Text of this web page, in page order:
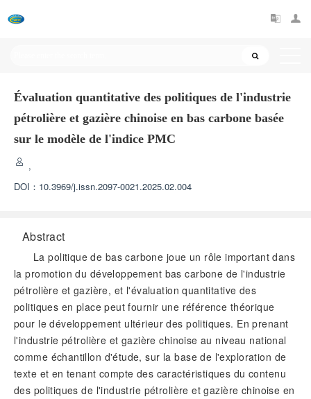
Évaluation quantitative des politiques de l'industrie
pétrolière et gazière chinoise en bas carbone basée
sur le modèle de l'indice PMC
,
DOI： 10.3969/j.issn.2097-0021.2025.02.004
Abstract
La politique de bas carbone joue un rôle important dans
la promotion du développement bas carbone de l'industrie
pétrolière et gazière, et l'évaluation quantitative des
politiques en place peut fournir une référence théorique
pour le développement ultérieur des politiques. En prenant
l'industrie pétrolière et gazière chinoise au niveau national
comme échantillon d'étude, sur la base de l'exploration de
texte et en tenant compte des caractéristiques du contenu
des politiques de l'industrie pétrolière et gazière chinoise en